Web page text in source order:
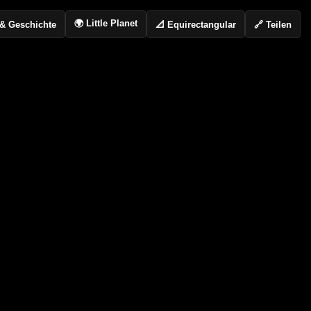
Geschichte 🌍 Little Planet 📐 Equirectangular 🔗 Teilen